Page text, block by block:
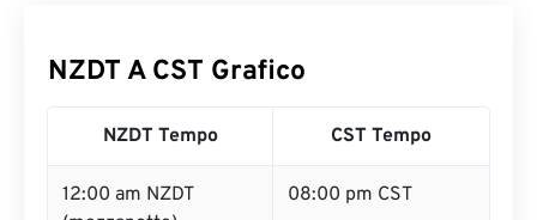
NZDT A CST Grafico
NZDT Tempo CST Tempo
12:00 am NZDT
08:00 pm CST